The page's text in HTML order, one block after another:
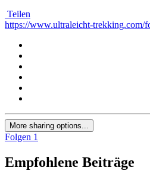
Teilen
https://www.ultraleicht-trekking.com/
More sharing options...
Folgen 1
Empfohlene Beiträge